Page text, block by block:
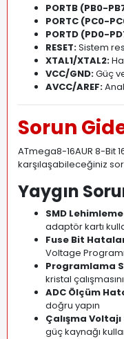
PORTB (PB0-
PORTC (PC0-
PORTD (PD0-
RESET:Sistem
XTAL1/XTAL2:
VCC/GND:Güç
AVCC/AREF:
Sorun
ATmega8-16AUR 8-Bit
karşılaşabileceğiniz
Yaygın
SMD
adaptör kartı
Fuse Bit
Voltage
Programlama
kristal
ADC Ölçüm
doğru yapın
Çalışma
güç kaynağı